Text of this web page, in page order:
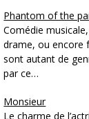
Phantom of the
Comédie
drame, ou encore
sont autant de
par ce…
Monsieur
Le charme de